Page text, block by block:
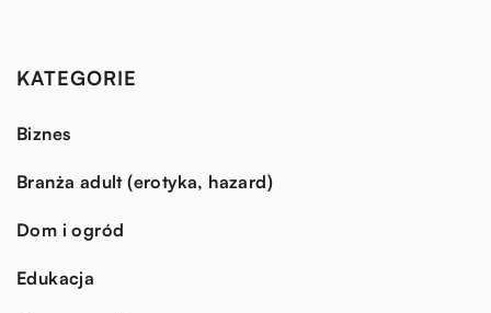
KATEGORIE
Biznes
Branża adult (erotyka, hazard)
Dom i ogród
Edukacja